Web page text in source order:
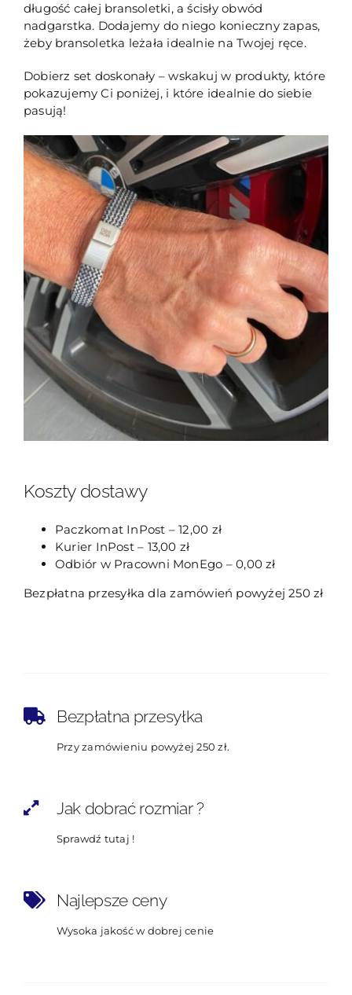
długość całej bransoletki, a ścisły obwód
nadgarstka. Dodajemy do niego konieczny zapas,
żeby bransoletka leżała idealnie na Twojej ręce.
Dobierz set doskonały – wskakuj w produkty, które
pokazujemy Ci poniżej, i które idealnie do siebie
pasują!
Koszty dostawy
Paczkomat InPost – 12,00 zł
Kurier InPost – 13,00 zł
Odbiór w Pracowni MonEgo – 0,00 zł
Bezpłatna przesyłka dla zamówień powyżej 250 zł
Bezpłatna przesyłka
Przy zamówieniu powyżej 250 zł.
Jak dobrać rozmiar ?
Sprawdź tutaj !
Najlepsze ceny
Wysoka jakość w dobrej cenie